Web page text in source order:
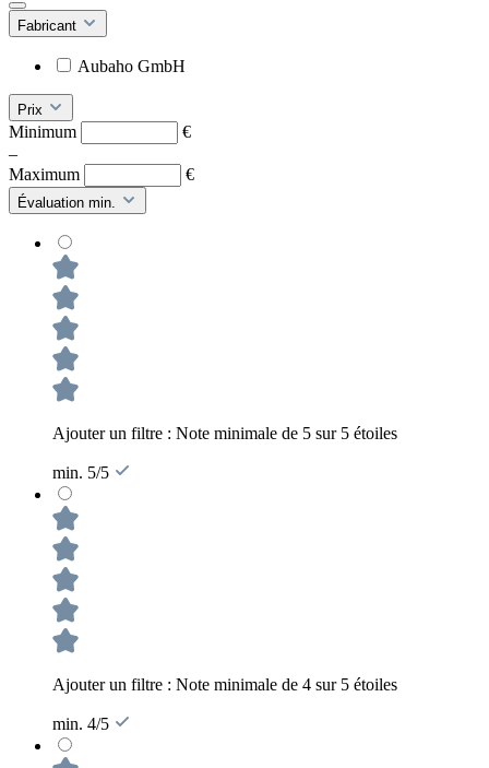
Fabricant
Aubaho GmbH
Prix
Minimum
€
–
Maximum
€
Évaluation min.
Ajouter un filtre : Note minimale de 5 sur 5 étoiles
min. 5/5
Ajouter un filtre : Note minimale de 4 sur 5 étoiles
min. 4/5